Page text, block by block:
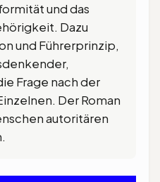
und das
Dazu
und Führerprinzip,
Frage nach der
Der Roman
autoritären